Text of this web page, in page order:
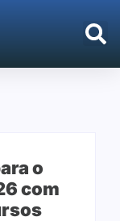
o
com